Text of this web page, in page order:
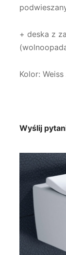
+ deska z
Kolor:
Wyślij